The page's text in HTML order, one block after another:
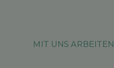
MIT UNS ARBEITEN